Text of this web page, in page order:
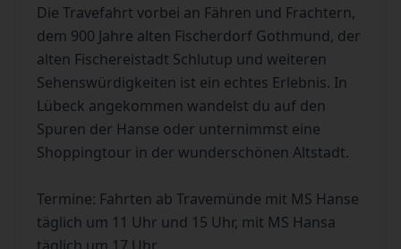
Die Travefahrt vorbei an Fähren und Frachtern,
dem 900 Jahre alten Fischerdorf Gothmund, der
alten Fischereistadt Schlutup und weiteren
Sehenswürdigkeiten ist ein echtes Erlebnis. In
Lübeck angekommen wandelst du auf den
Spuren der Hanse oder unternimmst eine
Shoppingtour in der wunderschönen Altstadt.
Termine: Fahrten ab Travemünde mit MS Hanse
täglich um 11 Uhr und 15 Uhr, mit MS Hansa